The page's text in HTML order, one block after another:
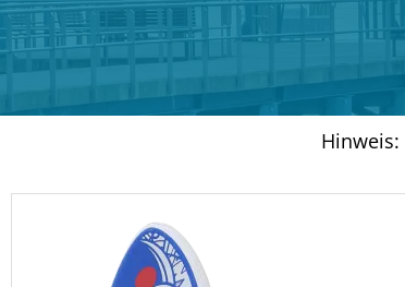
Hinweis: